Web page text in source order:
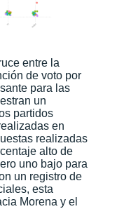
entre la
de voto por
para las
un
partidos
en
realizadas
alto de
uno bajo para
un registro de
esta
Morena y el